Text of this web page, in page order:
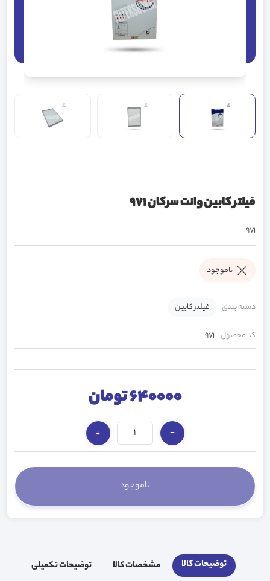
فیلتر کابین وانت سرکان 971
971
ناموجود
دسته بندی فیلتر کابین
کد محصول 971
640000 تومان
−
+
توضیحات کالا مشخصات کالا توضیحات تکمیلی